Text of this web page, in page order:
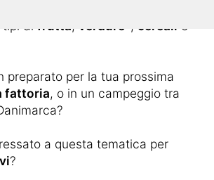
tipi di frutta, verdure -, cereali e
preparato per la tua prossima
fattoria, o in un campeggio tra
a questa tematica per
?